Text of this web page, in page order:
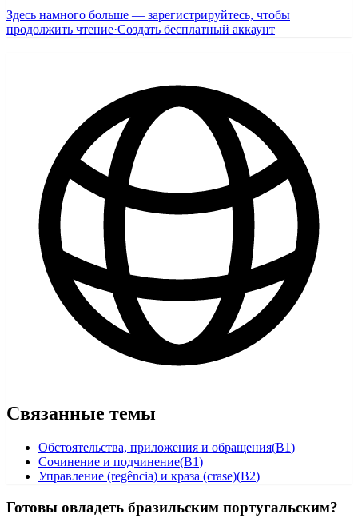
Здесь намного больше — зарегистрируйтесь, чтобы
продолжить чтение·Создать бесплатный аккаунт
Связанные темы
Обстоятельства, приложения и обращения(B1)
Сочинение и подчинение(B1)
Управление (regência) и краза (crase)(B2)
Готовы овладеть бразильским португальским?